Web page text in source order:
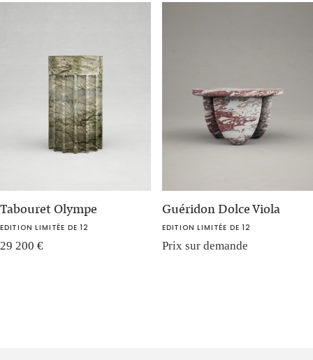
Tabouret Olympe
EDITION LIMITÉE DE 12
29 200 €
Guéridon Dolce Viola
EDITION LIMITÉE DE 12
Prix sur demande